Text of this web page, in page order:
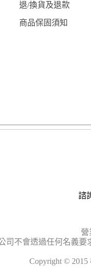
退/換貨及退款
商品保固須知
諮
營
司不會透過任何名義
Copyright ©